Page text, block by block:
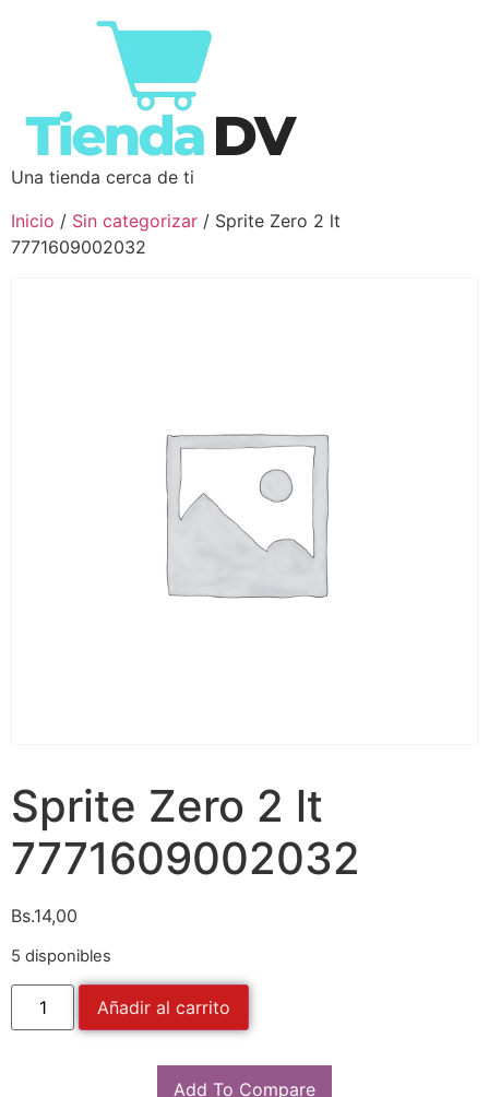
Una tienda cerca de ti
Inicio / Sin categorizar / Sprite Zero 2 lt
7771609002032
Sprite Zero 2 lt
7771609002032
Bs.14,00
5 disponibles
Añadir al carrito
Add To Compare